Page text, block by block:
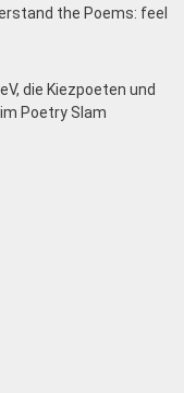
the Poems: feel
die Kiezpoeten und
Poetry Slam